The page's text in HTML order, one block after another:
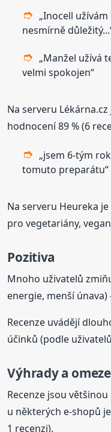
„Inocell
nesmírně
„Manžel užívá
velmi spokojen“
Na serveru
hodnocení 89 % (6
„jsem 6-tým
tomuto preparátu“
Na serveru Heureka
pro vegetariány,
Pozitiva
Mnoho uživatelů
energie, menší únava)
Recenze uvádějí
účinků (podle
Výhrady a
Recenze jsou
u některých e-shopů
1 recenzi).